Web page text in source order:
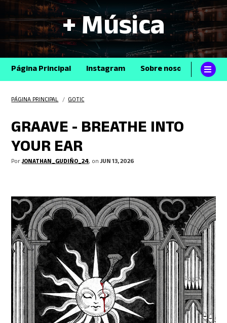
+ Música
Página Principal Instagram Sobre nosotros
PÁGINA PRINCIPAL /GOTIC
GRAAVE - BREATHE INTO
YOUR EAR
PorJONATHAN_GUDIÑO_24, onJUN 13, 2026